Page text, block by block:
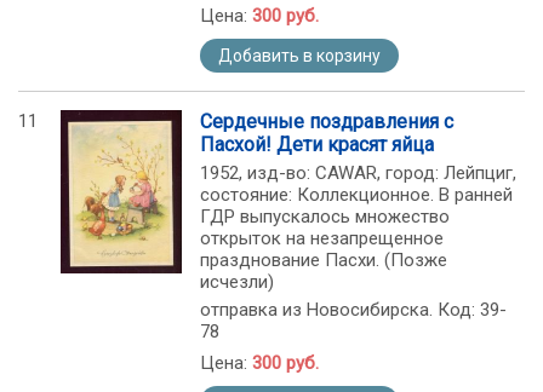
Цена: 300 руб.
Добавить в корзину
11
Сердечные поздравления с
Пасхой! Дети красят яйца
1952, изд-во: CAWAR, город: Лейпциг,
состояние: Коллекционное. В ранней
ГДР выпускалось множество
открыток на незапрещенное
празднование Пасхи. (Позже
исчезли)
отправка из Новосибирска. Код: 39-
78
Цена: 300 руб.